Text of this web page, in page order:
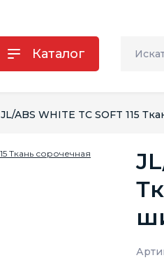
Каталог
JL/ABS WHITE TC SOFT 115